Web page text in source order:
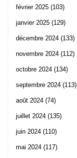
février 2025 (103)
janvier 2025 (129)
décembre 2024 (133)
novembre 2024 (112)
octobre 2024 (134)
septembre 2024 (113)
août 2024 (74)
juillet 2024 (135)
juin 2024 (110)
mai 2024 (117)